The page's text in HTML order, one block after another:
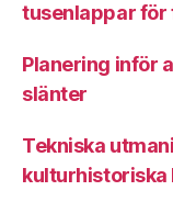
tusenlappar
Planering inför
slänter
Tekniska